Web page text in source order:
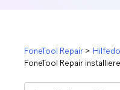
FoneTool Repair >
FoneTool Repair